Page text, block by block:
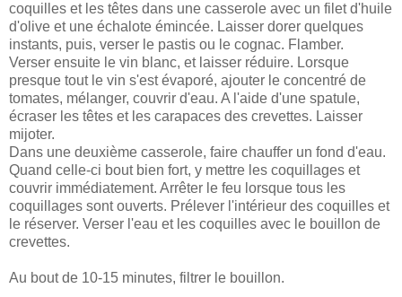
coquilles et les têtes dans une casserole avec un filet d'huile
d'olive et une échalote émincée. Laisser dorer quelques
instants, puis, verser le pastis ou le cognac. Flamber.
Verser ensuite le vin blanc, et laisser réduire. Lorsque
presque tout le vin s'est évaporé, ajouter le concentré de
tomates, mélanger, couvrir d'eau. A l'aide d'une spatule,
écraser les têtes et les carapaces des crevettes. Laisser
mijoter.
Dans une deuxième casserole, faire chauffer un fond d'eau.
Quand celle-ci bout bien fort, y mettre les coquillages et
couvrir immédiatement. Arrêter le feu lorsque tous les
coquillages sont ouverts. Prélever l'intérieur des coquilles et
le réserver. Verser l'eau et les coquilles avec le bouillon de
crevettes.
Au bout de 10-15 minutes, filtrer le bouillon.